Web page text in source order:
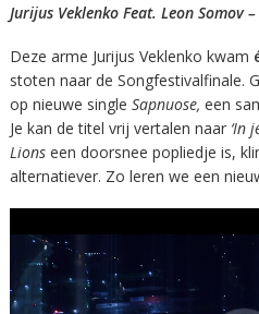
Jurijus Veklenko Feat. Leon Somov
Deze arme Jurijus Veklenko kwam
stoten naar de Songfestivalfinale.
op nieuwe single Sapnuose, een
Je kan de titel vrij vertalen naar ‘In
Lionseen doorsnee popliedje is,
alternatiever. Zo leren we een